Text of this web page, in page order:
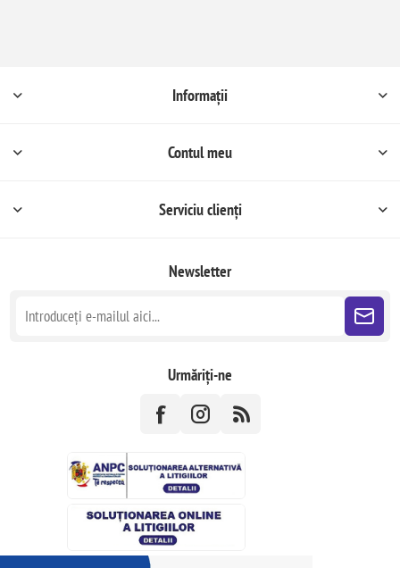
Informații
Contul meu
Serviciu clienți
Newsletter
Urmăriți-ne